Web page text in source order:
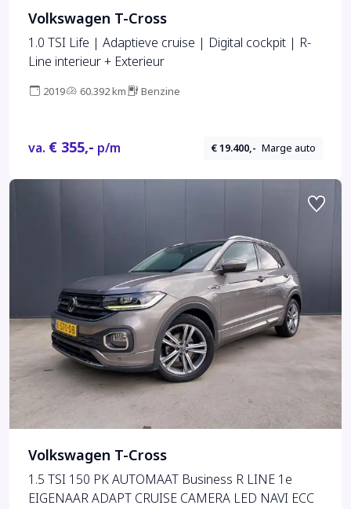
Volkswagen T-Cross
1.0 TSI Life | Adaptieve cruise | Digital cockpit | R-
Line interieur + Exterieur
2019 60.392 km Benzine
va. € 355,- p/m € 19.400,- Marge auto
Volkswagen T-Cross
1.5 TSI 150 PK AUTOMAAT Business R LINE 1e
EIGENAAR ADAPT CRUISE CAMERA LED NAVI ECC